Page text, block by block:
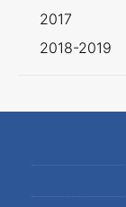
2017
2018-2019